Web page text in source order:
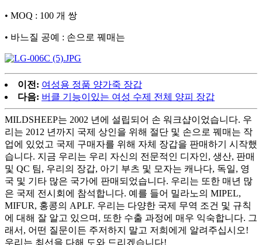
• MOQ : 100 개 쌍
• 바느질 공예 : 손으로 꿰매는
이전: 여성용 정품 양가죽 장갑
다음: 버클 기능이있는 여성 수제 전체 양피 장갑
MILDSHEEP는 2002 년에 설립되어 손 워크샵이었습니다. 우
리는 2012 년까지 국제 상인을 위해 절단 및 손으로 꿰매는 작
업에 있었고 국제 구매자를 위해 자체 장갑을 판매하기 시작했
습니다. 지금 우리는 우리 자신의 전문적인 디자인, 생산, 판매
및 QC 팀, 우리의 장갑, 아기 부츠 및 모자는 캐나다, 독일, 영
국 및 기타 많은 국가에 판매되었습니다. 우리는 또한 매년 많
은 국제 전시회에 참석합니다. 예를 들어 밀라노의 MIPEL,
MIFUR, 홍콩의 APLF. 우리는 다양한 국제 무역 조건 및 규칙
에 대해 잘 알고 있으며, 또한 수출 과정에 매우 익숙합니다. 그
래서, 어떤 질문이든 주저하지 말고 저희에게 알려주십시오!
우리는 최선을 다해 도와 드리겠습니다!